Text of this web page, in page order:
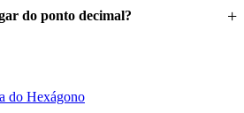
do ponto decimal?
do Hexágono